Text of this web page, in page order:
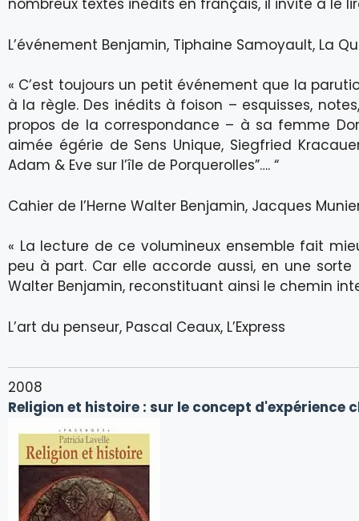
nombreux textes inédits en français, il invite à le
L’événement Benjamin, Tiphaine Samoyault, La
« C’est toujours un petit événement que la
à la règle. Des inédits à foison – esquisses,
propos de la correspondance – à sa femme
aimée égérie de Sens Unique, Siegfried
Adam & Eve sur l’île de Porquerolles”…. “
Cahier de l’Herne Walter Benjamin, Jacques
« La lecture de ce volumineux ensemble fait
peu à part. Car elle accorde aussi, en une
Walter Benjamin, reconstituant ainsi le chemin
L’art du penseur, Pascal Ceaux, L’Express
2008
Religion et histoire : sur le concept d'expérience